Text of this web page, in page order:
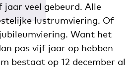
jaar veel gebeurd. Alle
lustrumviering. Of
Want het
pas vijf jaar op hebben
bestaat op 12 december al